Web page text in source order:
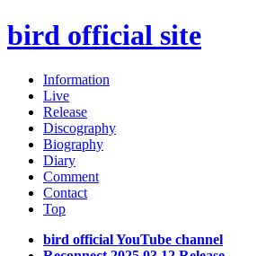
bird official site
Information
Live
Release
Discography
Biography
Diary
Comment
Contact
Top
bird official YouTube channel